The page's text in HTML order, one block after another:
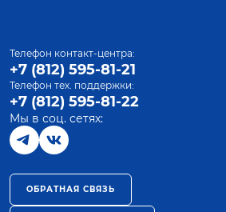
Телефон контакт-центра:
+7 (812) 595-81-21
Телефон тех. поддержки:
+7 (812) 595-81-22
Мы в соц. сетях:
ОБРАТНАЯ СВЯЗЬ